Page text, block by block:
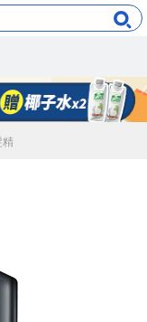
精